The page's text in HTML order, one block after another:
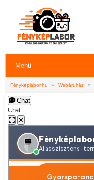
Menü
Fényképlabor.hu » Webáruház »
Chat
Chat
✕